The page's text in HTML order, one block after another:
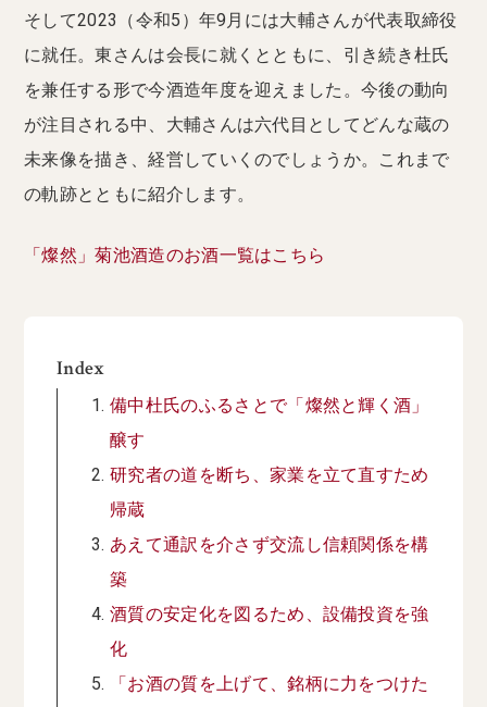
そして2023（令和5）年9月には大輔さんが代表取締役
に就任。東さんは会長に就くとともに、引き続き杜氏
を兼任する形で今酒造年度を迎えました。今後の動向
が注目される中、大輔さんは六代目としてどんな蔵の
未来像を描き、経営していくのでしょうか。これまで
の軌跡とともに紹介します。
「燦然」菊池酒造のお酒一覧はこちら
Index
備中杜氏のふるさとで「燦然と輝く酒」
醸す
研究者の道を断ち、家業を立て直すため
帰蔵
あえて通訳を介さず交流し信頼関係を構
築
酒質の安定化を図るため、設備投資を強
化
「お酒の質を上げて、銘柄に力をつけた